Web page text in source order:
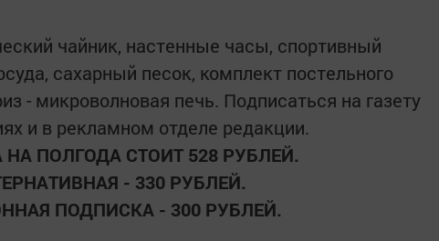
чайник, настенные часы, спортивный
сахарный песок, комплект постельного
- микроволновая печь. Подписаться на газету
и в рекламном отделе редакции.
ПОЛГОДА СТОИТ 528 РУБЛЕЙ.
- 330 РУБЛЕЙ.
ПОДПИСКА - 300 РУБЛЕЙ.